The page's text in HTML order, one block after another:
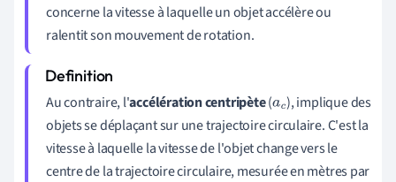
concerne la vitesse à laquelle un objet accélère ou
ralentit son mouvement de rotation.
Au contraire, l'accélération centripète(ac), implique des
objets se déplaçant sur une trajectoire circulaire. C'est la
vitesse à laquelle la vitesse de l'objet change vers le
centre de la trajectoire circulaire, mesurée en mètres par